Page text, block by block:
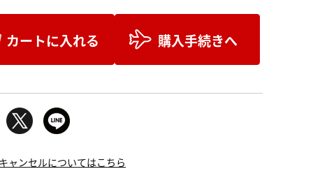
カートに入れる 購入手続きへ
ャンセルについてはこちら